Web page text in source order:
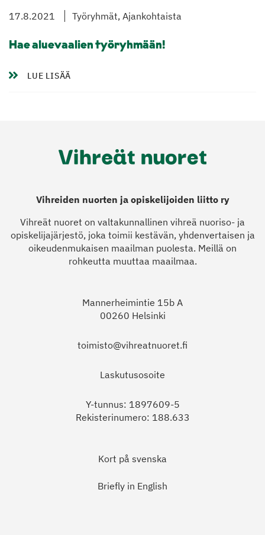
17.8.2021 Työryhmät, Ajankohtaista
Hae aluevaalien työryhmään!
LUE LISÄÄ
Vihreiden nuorten ja opiskelijoiden liitto ry
Vihreät nuoret on valtakunnallinen vihreä nuoriso- ja
opiskelijajärjestö, joka toimii kestävän, yhdenvertaisen ja
oikeudenmukaisen maailman puolesta. Meillä on
rohkeutta muuttaa maailmaa.
Mannerheimintie 15b A
00260 Helsinki
toimisto@vihreatnuoret.fi
Laskutusosoite
Y-tunnus: 1897609-5
Rekisterinumero: 188.633
Kort på svenska
Briefly in English